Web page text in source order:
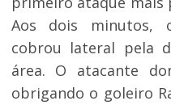
Aos dois minutos,
cobrou lateral pela
área. O atacante
obrigando o goleiro